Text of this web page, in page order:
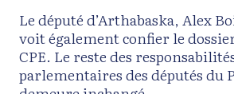
Le député d’Arthabaska, Alex
voit également confier le
CPE. Le reste des
parlementaires des députés du